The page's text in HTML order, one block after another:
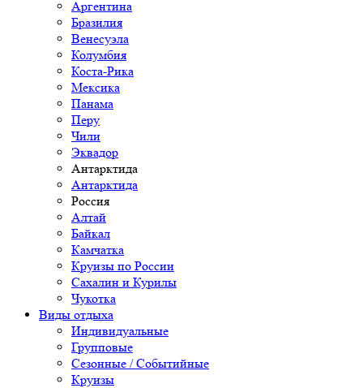
Аргентина
Бразилия
Венесуэла
Колумбия
Коста-Рика
Мексика
Панама
Перу
Чили
Эквадор
Антарктида
Антарктида
Россия
Алтай
Байкал
Камчатка
Круизы по России
Сахалин и Курилы
Чукотка
Виды отдыха
Индивидуальные
Групповые
Сезонные / Событийные
Круизы